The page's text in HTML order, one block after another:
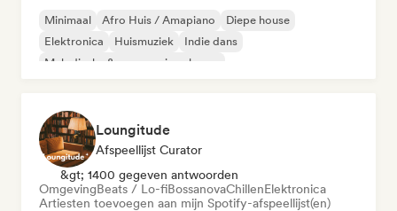
Minimaal Afro Huis / Amapiano
Diepe house
Elektronica
Huismuziek
Indie dans
Melodische & progressieve house
Loungitude
Afspeellijst Curator
&gt; 1400 gegeven antwoorden
OmgevingBeats / Lo-fiBossanovaChillenElektronica
Artiesten toevoegen aan mijn Spotify-afspeellijst(en)